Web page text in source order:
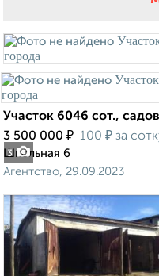
3
Участок 6046 сот.,
3 500 000 ₽ 100 ₽ за
Школьная 6
Агентство, 29.09.2023